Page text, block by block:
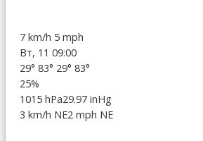
7 km/h 5 mph
Вт, 11 09:00
29° 83° 29° 83°
25%
1015 hPa29.97 inHg
3 km/h NE2 mph NE